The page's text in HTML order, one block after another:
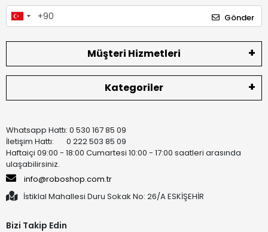
Gönder
Müşteri Hizmetleri
Kategoriler
Whatsapp Hattı: 0 530 167 85 09
İletişim Hattı: 0 222 503 85 09
Haftaiçi 09:00 - 18:00 Cumartesi 10:00 - 17:00 saatleri arasında
ulaşabilirsiniz.
info@roboshop.com.tr
İstiklal Mahallesi Duru Sokak No: 26/A ESKİŞEHİR
Bizi Takip Edin